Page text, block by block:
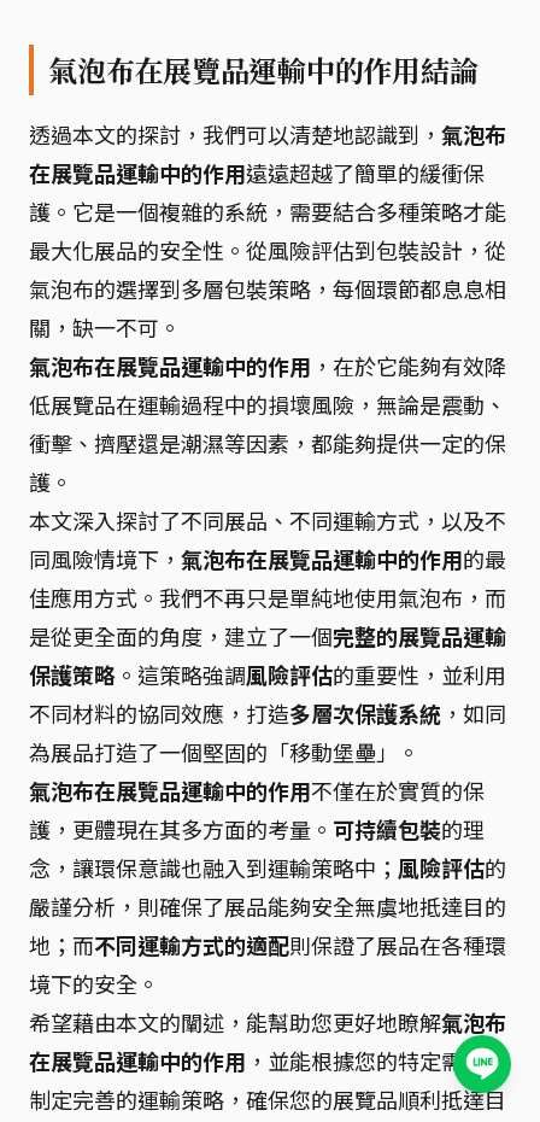
氣泡布在展覽品運輸中的作用結論
透過本文的探討，我們可以清楚地認識到， 氣泡布
在展覽品運輸中的作用遠遠超越了簡單的緩衝保
護。它是一個複雜的系統，需要結合多種策略才能
最大化展品的安全性。從風險評估到包裝設計，從
氣泡布的選擇到多層包裝策略，每個環節都息息相
關，缺一不可。
氣泡布在展覽品運輸中的作用 ，在於它能夠有效降
低展覽品在運輸過程中的損壞風險，無論是震動、
衝擊、擠壓還是潮濕等因素，都能夠提供一定的保
護。
本文深入探討了不同展品、不同運輸方式，以及不
同風險情境下， 氣泡布在展覽品運輸中的作用的最
佳應用方式。我們不再只是單純地使用氣泡布，而
是從更全面的角度，建立了一個完整的展覽品運輸
保護策略 。這策略強調風險評估的重要性，並利用
不同材料的協同效應，打造多層次保護系統 ，如同
為展品打造了一個堅固的「移動堡壘」。
氣泡布在展覽品運輸中的作用不僅在於實質的保
護，更體現在其多方面的考量。 可持續包裝的理
念，讓環保意識也融入到運輸策略中； 風險評估的
嚴謹分析，則確保了展品能夠安全無虞地抵達目的
地；而不同運輸方式的適配則保證了展品在各種環
境下的安全。
希望藉由本文的闡述，能幫助您更好地瞭解氣泡布
在展覽品運輸中的作用 ，並能根據您的特定需求，
制定完善的運輸策略，確保您的展覽品順利抵達目